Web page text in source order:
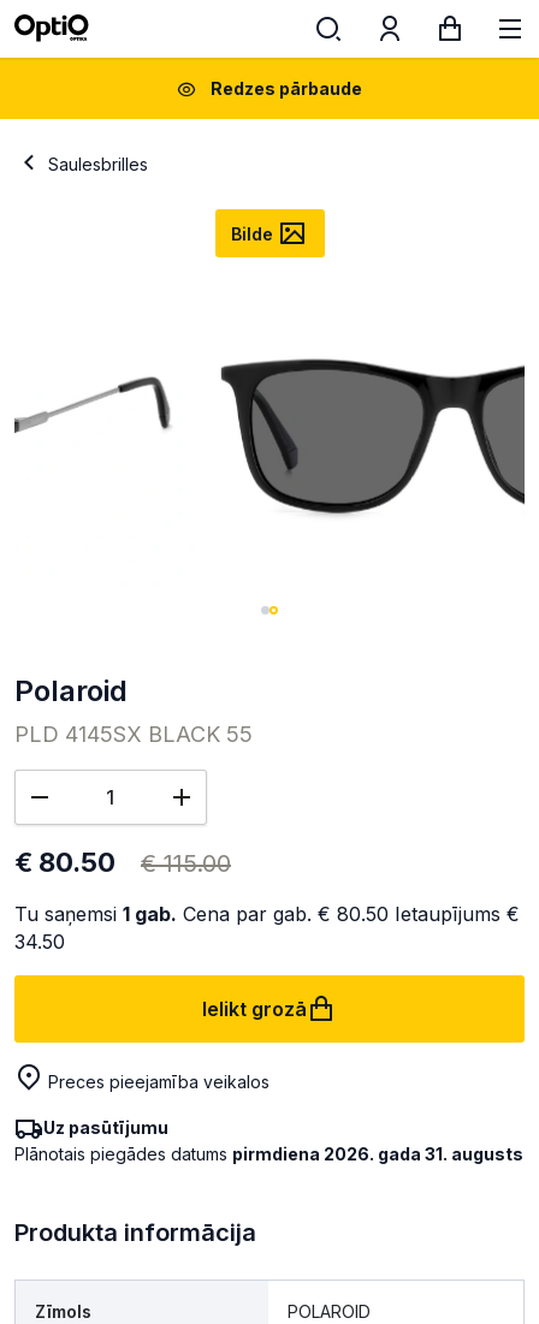
Redzes pārbaude
Saulesbrilles
Bilde
Polaroid
PLD 4145SX BLACK 55
€ 80.50 € 115.00
Tu saņemsi 1 gab. Cena par gab. € 80.50 Ietaupījums €
34.50
Ielikt grozā
Preces pieejamība veikalos
Uz pasūtījumu
Plānotais piegādes datums pirmdiena 2026. gada 31. augusts
Produkta informācija
Zīmols POLAROID